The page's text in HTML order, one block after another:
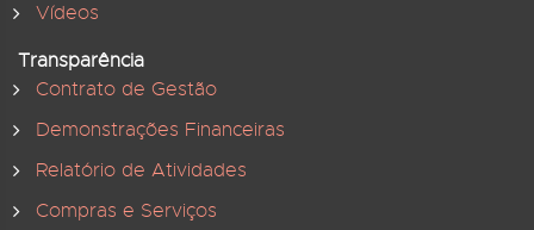
Vídeos
Transparência
Contrato de Gestão
Demonstrações Financeiras
Relatório de Atividades
Compras e Serviços